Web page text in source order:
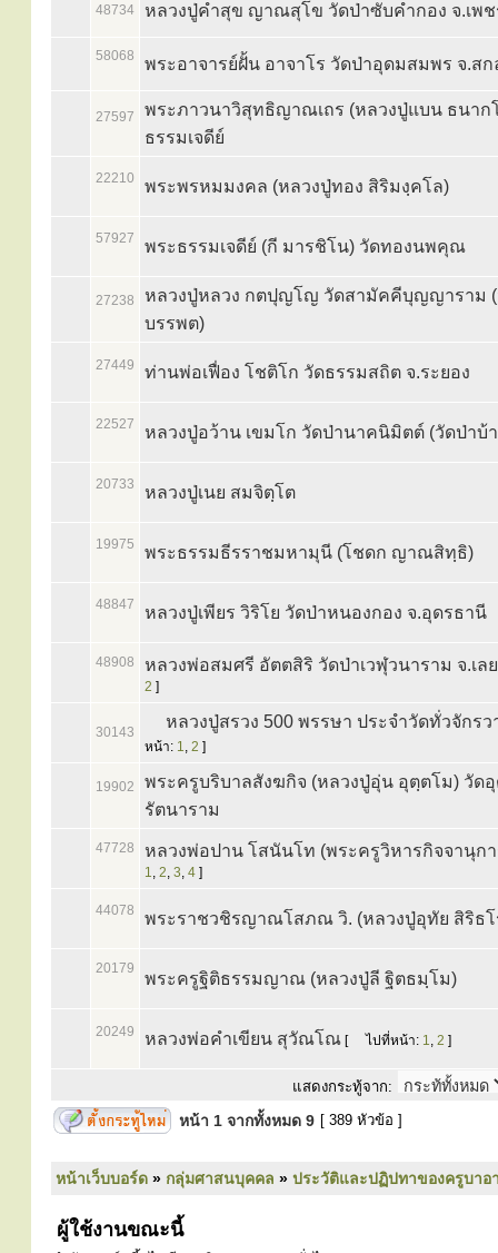
48734 หลวงปู่คำสุข ญาณสุโข วัดป่าซับคำกอง จ.เพ
58068 พระอาจารย์ฝั้น อาจาโร วัดป่าอุดมสมพร จ.ส
27597
พระภาวนาวิสุทธิญาณเถร (หลวงปู่แบน ธนาก
ธรรมเจดีย์
22210 พระพรหมมงคล (หลวงปู่ทอง สิริมงฺคโล)
57927 พระธรรมเจดีย์ (กี มารชิโน) วัดทองนพคุณ
27238
หลวงปู่หลวง กตปุญโญ วัดสามัคคีบุญญาราม
บรรพต)
27449 ท่านพ่อเฟื่อง โชติโก วัดธรรมสถิต จ.ระยอง
22527 หลวงปู่อว้าน เขมโก วัดป่านาคนิมิตต์ (วัดป่าบ้
20733 หลวงปู่เนย สมจิตฺโต
19975 พระธรรมธีรราชมหามุนี (โชดก ญาณสิทฺธิ)
48847 หลวงปู่เพียร วิริโย วัดป่าหนองกอง จ.อุดรธานี
48908 หลวงพ่อสมศรี อัตตสิริ วัดป่าเวฬุวนาราม จ.เลย
2 ]
30143
หลวงปู่สรวง 500 พรรษา ประจำวัดทั่วจักรว
หน้า: 1, 2 ]
19902
พระครูบริบาลสังฆกิจ (หลวงปู่อุ่น อุตฺตโม) วัด
รัตนาราม
47728 หลวงพ่อปาน โสนันโท (พระครูวิหารกิจจานุก
1, 2, 3, 4 ]
44078 พระราชวชิรญาณโสภณ วิ. (หลวงปู่อุทัย สิริธโ
20179
พระครูฐิติธรรมญาณ (หลวงปู่ลี ฐิตธมฺโม)
20249 หลวงพ่อคำเขียน สุวัณโณ [ ไปที่หน้า: 1, 2 ]
แสดงกระทู้จาก:
หน้า 1 จากทั้งหมด 9 [ 389 หัวข้อ ]
หน้าเว็บบอร์ด » กลุ่มศาสนบุคคล » ประวัติและปฏิปทาของครูบาอ
ผู้ใช้งานขณะนี้